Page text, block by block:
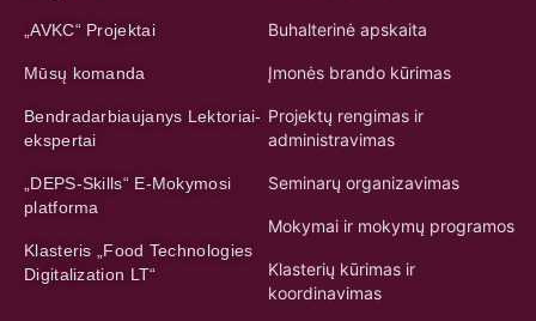
Mūsų komanda
Bendradarbiaujanys Lektoriai-
„DEPS-Skills“ E-Mokymosi
Klasteris „Food Technologies
Įmonės brando kūrimas
Projektų rengimas ir
Seminarų organizavimas
Mokymai ir mokymų programos
Klasterių kūrimas ir
KONTAKTAI